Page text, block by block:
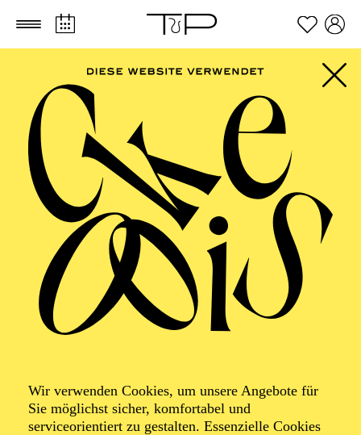
Zum Hauptinhalt springen Zum Footer springen
Wir verwenden Cookies, um unsere Angebote für
Sie möglichst sicher, komfortabel und
serviceorientiert zu gestalten. Essenzielle Cookies
Foto: Benne Ochs